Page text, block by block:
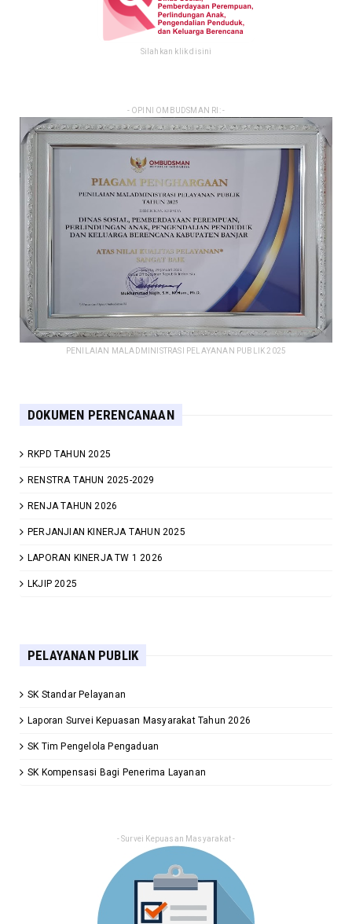
Silahkan klik disini
- OPINI OMBUDSMAN RI: -
PENILAIAN MALADMINISTRASI PELAYANAN PUBLIK 2025
DOKUMEN PERENCANAAN
RKPD TAHUN 2025
RENSTRA TAHUN 2025-2029
RENJA TAHUN 2026
PERJANJIAN KINERJA TAHUN 2025
LAPORAN KINERJA TW 1 2026
LKJIP 2025
PELAYANAN PUBLIK
SK Standar Pelayanan
Laporan Survei Kepuasan Masyarakat Tahun 2026
SK Tim Pengelola Pengaduan
SK Kompensasi Bagi Penerima Layanan
- Survei Kepuasan Masyarakat -